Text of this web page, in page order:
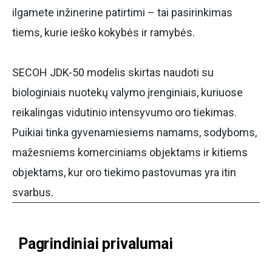
ilgamete inžinerine patirtimi – tai pasirinkimas
tiems, kurie ieško kokybės ir ramybės.
SECOH JDK-50 modelis skirtas naudoti su
biologiniais nuotekų valymo įrenginiais, kuriuose
reikalingas vidutinio intensyvumo oro tiekimas.
Puikiai tinka gyvenamiesiems namams, sodyboms,
mažesniems komerciniams objektams ir kitiems
objektams, kur oro tiekimo pastovumas yra itin
svarbus.
Pagrindiniai privalumai